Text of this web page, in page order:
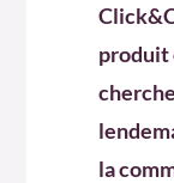
produit
la